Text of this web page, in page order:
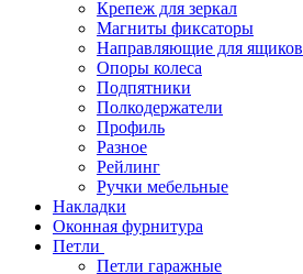
Крепеж для зеркал
Магниты фиксаторы
Направляющие для ящиков
Опоры колеса
Подпятники
Полкодержатели
Профиль
Разное
Рейлинг
Ручки мебельные
Накладки
Оконная фурнитура
Петли
Петли гаражные